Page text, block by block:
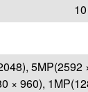
× 960),